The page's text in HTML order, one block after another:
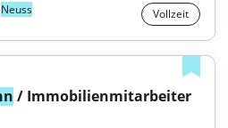
Neuss Vollzeit
/ Immobilienmitarbeiter